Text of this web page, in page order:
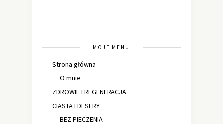
MOJE MENU
Strona główna
O mnie
ZDROWIE I REGENERACJA
CIASTA I DESERY
BEZ PIECZENIA